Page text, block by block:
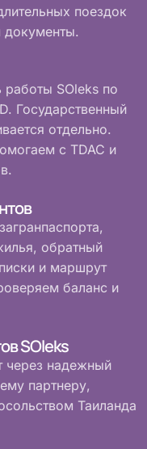
поездок
документы.
SOleks по
Государственный
отдельно.
с TDAC и
обратный
и маршрут
баланс и
SOleks
через надежный
партнеру,
Таиланда